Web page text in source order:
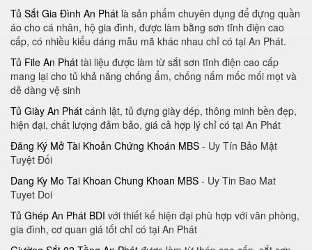
Tủ Sắt Gia Đình An Phát là sản phẩm chuyên dụng để đựng quần
áo cho cá nhân, hộ gia đình, được làm bằng sơn tĩnh điện cao
cấp, có nhiều kiểu dáng mẫu mã khác nhau chỉ có tại An Phát.
Tủ File An Phát tài liệu được làm từ sắt sơn tĩnh điện cao cấp
mang lại cho tủ khả năng chống ẩm, chống nấm mốc mối mọt và
dễ dàng vệ sinh
Tủ Giày An Phát cánh lật, tủ đựng giày dép, thông minh bền đẹp,
hiện đại, chất lượng đảm bảo, giá cả hợp lý chỉ có tại An Phát
Đăng Ký Mở Tài Khoản Chứng Khoán MBS - Uy Tín Bảo Mật
Tuyệt Đối
Dang Ky Mo Tai Khoan Chung Khoan MBS - Uy Tin Bao Mat
Tuyet Doi
Tủ Ghép An Phát BDI với thiết kế hiện đại phù hợp với văn phòng,
gia đình, cơ quan giá tốt chỉ có tại An Phát